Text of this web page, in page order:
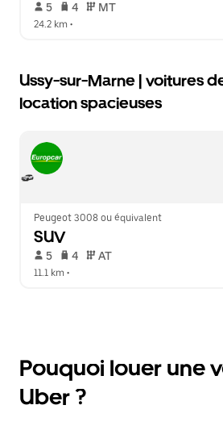
5 4 MT
24.2 km •
Ussy-sur-Marne | voitures
location spacieuses
Peugeot 3008 ou équivalent
SUV
5 4 AT
11.1 km •
Pouquoi louer une
Uber ?